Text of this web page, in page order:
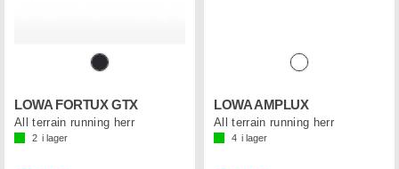
LOWA FORTUX GTX
All terrain running herr
2 i lager
LOWA AMPLUX
All terrain running herr
4 i lager